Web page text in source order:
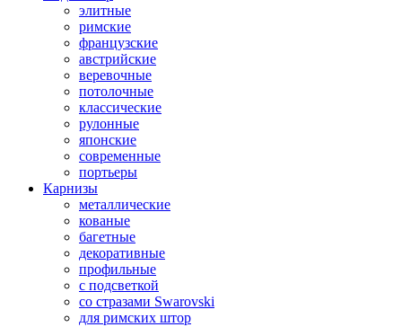
элитные
римские
французские
австрийские
веревочные
потолочные
классические
рулонные
японские
современные
портьеры
Карнизы
металлические
кованые
багетные
декоративные
профильные
с подсветкой
со стразами Swarovski
для римских штор